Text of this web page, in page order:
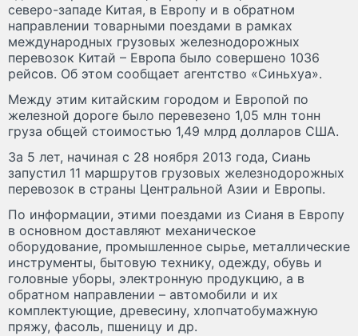
северо-западе Китая, в Европу и в обратном
направлении товарными поездами в рамках
международных грузовых железнодорожных
перевозок Китай – Европа было совершено 1036
рейсов. Об этом сообщает агентство «Синьхуа».
Между этим китайским городом и Европой по
железной дороге было перевезено 1,05 млн тонн
груза общей стоимостью 1,49 млрд долларов США.
За 5 лет, начиная с 28 ноября 2013 года, Сиань
запустил 11 маршрутов грузовых железнодорожных
перевозок в страны Центральной Азии и Европы.
По информации, этими поездами из Сианя в Европу
в основном доставляют механическое
оборудование, промышленное сырье, металлические
инструменты, бытовую технику, одежду, обувь и
головные уборы, электронную продукцию, а в
обратном направлении – автомобили и их
комплектующие, древесину, хлопчатобумажную
пряжу, фасоль, пшеницу и др.